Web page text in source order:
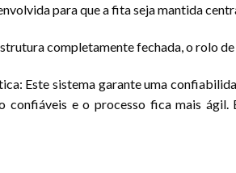
para que a fita seja mantida
completamente fechada, o rolo
Este sistema garante uma
confiáveis e o processo fica mais